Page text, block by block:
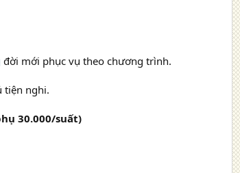
đời mới phục vụ theo chương trình.
tiện nghi.
30.000/suất)